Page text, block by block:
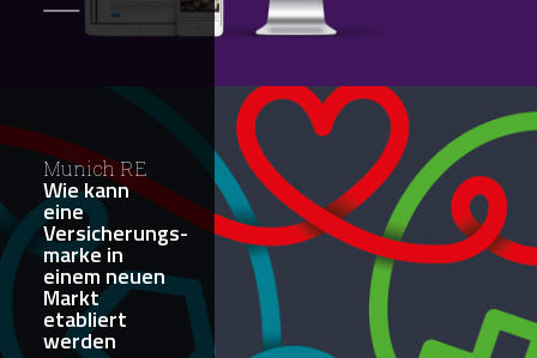
Munich RE
Wie kann
eine
Versicherungs-
marke in
einem neuen
Markt
etabliert
werden